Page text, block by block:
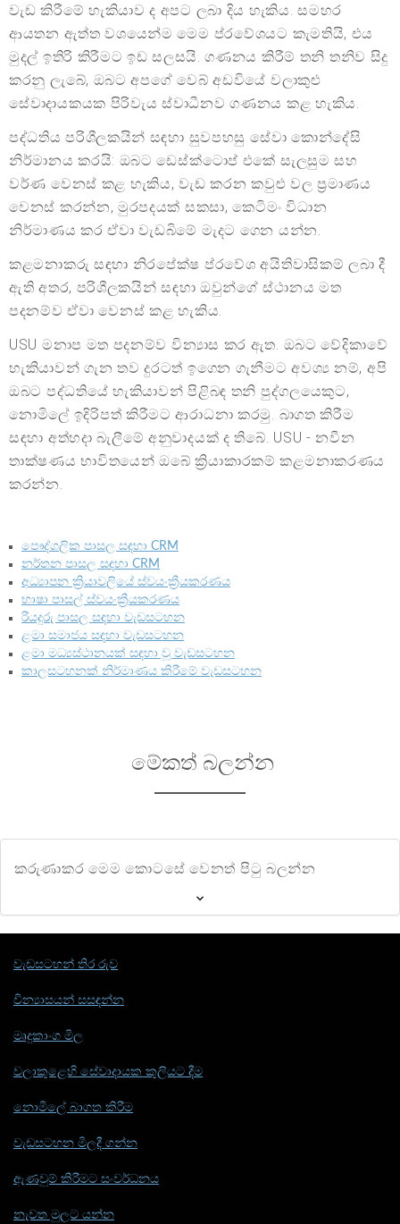
වැඩ කිරීමේ හැකියාව ද අපට ලබා දිය හැකිය. සමහර
ආයතන ඇත්ත වශයෙන්ම මෙම ප්රවේශයට කැමතියි, එය
මුදල් ඉතිරි කිරීමට ඉඩ සලසයි. ගණනය කිරීම් තනි තනිව සිදු
කරනු ලැබේ, ඔබට අපගේ වෙබ් අඩවියේ වලාකුළු
සේවාදායකයක පිරිවැය ස්වාධීනව ගණනය කළ හැකිය.
පද්ධතිය පරිශීලකයින් සඳහා සුවපහසු සේවා කොන්දේසි
නිර්මානය කරයි: ඔබට ඩෙස්ක්ටොප් එකේ සැලසුම සහ
වර්ණ වෙනස් කළ හැකිය, වැඩ කරන කවුළු වල ප්‍රමාණය
වෙනස් කරන්න, මුරපදයක් සකසා, කෙටිමං විධාන
නිර්මාණය කර ඒවා වැඩබිමේ මැදට ගෙන යන්න.
කළමනාකරු සඳහා නිරපේක්ෂ ප්රවේශ අයිතිවාසිකම් ලබා දී
ඇති අතර, පරිශීලකයින් සඳහා ඔවුන්ගේ ස්ථානය මත
පදනම්ව ඒවා වෙනස් කළ හැකිය.
USU මනාප මත පදනම්ව වින්‍යාස කර ඇත. ඔබට වේදිකාවේ
හැකියාවන් ගැන තව දුරටත් ඉගෙන ගැනීමට අවශ්‍ය නම්, අපි
ඔබට පද්ධතියේ හැකියාවන් පිළිබඳ තනි පුද්ගලයෙකුට,
නොමිලේ ඉදිරිපත් කිරීමට ආරාධනා කරමු. බාගත කිරීම
සඳහා අත්හදා බැලීමේ අනුවාදයක් ද තිබේ. USU - නවීන
තාක්ෂණය භාවිතයෙන් ඔබේ ක්‍රියාකාරකම් කළමනාකරණය
කරන්න.
පෞද්ගලික පාසල සඳහා CRM
නර්තන පාසල සඳහා CRM
අධ්‍යාපන ක්‍රියාවලියේ ස්වයංක්‍රීයකරණය
භාෂා පාසල් ස්වයංක්‍රීයකරණය
රියදුරු පාසල සඳහා වැඩසටහන
ළමා සමාජය සඳහා වැඩසටහන
ළමා මධ්‍යස්ථානයක් සඳහා වූ වැඩසටහන
කාලසටහනක් නිර්මාණය කිරීමේ වැඩසටහන
මේකත් බලන්න
කරුණාකර මෙම කොටසේ වෙනත් පිටු බලන්න
වැඩසටහන් තිර රුව
වින්‍යාසයන් සසඳන්න
මෘදුකාංග මිල
වලාකුළෙහි සේවාදායක කුලියට දීම
නොමිලේ බාගත කිරීම
වැඩසටහන මිලදී ගන්න
ඇණවුම් කිරීමට සංවර්ධනය
නැවත මුලට යන්න